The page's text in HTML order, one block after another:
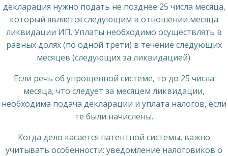
декларация нужно подать не позднее 25 числа месяца,
который является следующим в отношении месяца
ликвидации ИП. Уплаты необходимо осуществлять в
равных долях (по одной трети) в течение следующих
месяцев (следующих за ликвидацией).
Если речь об упрощенной системе, то до 25 числа
месяца, что следует за месяцем ликвидации,
необходима подача декларации и уплата налогов, если
те были начислены.
Когда дело касается патентной системы, важно
учитывать особенности: уведомление налоговиков о